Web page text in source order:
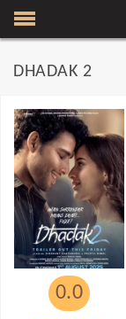
DHADAK 2
0.0